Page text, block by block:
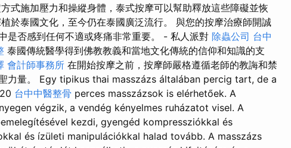
式施加壓力和操縱身體，泰式按摩可以幫助釋放這些障礙並恢
於泰國文化，至今仍在泰國廣泛流行。 與您的按摩治療師開誠
是否感到任何不適或疼痛非常重要。 - 私人派對 除蟲公司 台中
泰國傳統醫學得到佛教教義和當地文化傳統的信仰和知識的支
會計師事務所 在開始按摩之前，按摩師嚴格遵循老師的教誨和禁
力量。 Egy tipikus thai masszázs általában percig tart, de a
台中中醫整骨 perces masszázsok is elérhetőek. A
végzik, a vendég kényelmes ruházatot visel. A
kezdi, gyengéd kompressziókkal és
és ízületi manipulációkkal halad tovább. A masszázs